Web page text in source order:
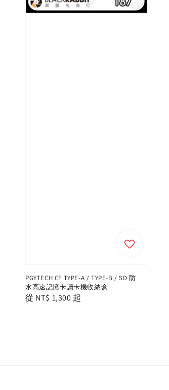
PGYTECH CF TYPE-A / TYPE-B / SD 防
水高速記憶卡讀卡機收納盒
Regular
從 NT$ 1,300 起